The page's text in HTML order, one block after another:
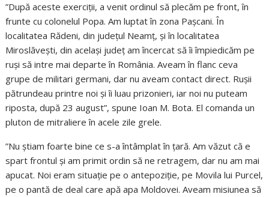
”După aceste exerciții, a venit ordinul să plecăm pe front, în
frunte cu colonelul Popa. Am luptat în zona Pașcani. În
localitatea Rădeni, din județul Neamț, și în localitatea
Miroslăvești, din același județ am încercat să îi împiedicăm pe
ruși să intre mai departe în România. Aveam în flanc ceva
grupe de militari germani, dar nu aveam contact direct. Rușii
pătrundeau printre noi și îi luau prizonieri, iar noi nu puteam
riposta, după 23 august”, spune Ioan M. Bota. El comanda un
pluton de mitraliere în acele zile grele.
”Nu știam foarte bine ce s-a întâmplat în țară. Am văzut că e
spart frontul și am primit ordin să ne retragem, dar nu am mai
apucat. Noi eram situație pe o antepoziție, pe Movila lui Purcel,
pe o pantă de deal care apă apa Moldovei. Aveam misiunea să